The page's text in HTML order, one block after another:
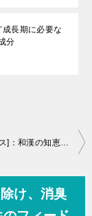
長期に必要な
分
[クララ根エキス]：和漢の知恵が叶える肌と髪の未来【美容専門家が徹底解析】
け、消臭